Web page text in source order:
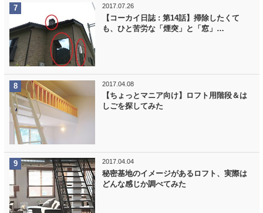
2017.07.26
【コーカイ日誌 : 第14話】掃除したくて
も、ひと苦労な「煙突」と「窓」…
2017.04.08
【ちょっとマニア向け】ロフト用階段＆は
しごを探してみた
2017.04.04
秘密基地のイメージがあるロフト、実際は
どんな感じか調べてみた